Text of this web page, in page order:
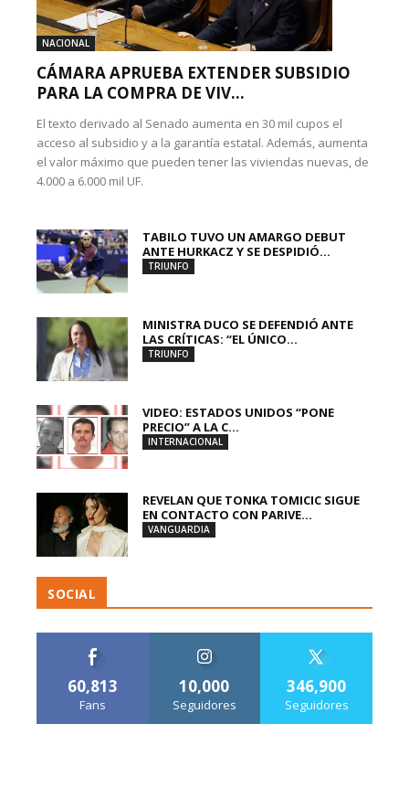
NACIONAL
CÁMARA APRUEBA EXTENDER SUBSIDIO
PARA LA COMPRA DE VIV...
El texto derivado al Senado aumenta en 30 mil cupos el
acceso al subsidio y a la garantía estatal. Además, aumenta
el valor máximo que pueden tener las viviendas nuevas, de
4.000 a 6.000 mil UF.
TABILO TUVO UN AMARGO DEBUT
ANTE HURKACZ Y SE DESPIDIÓ...
TRIUNFO
MINISTRA DUCO SE DEFENDIÓ ANTE
LAS CRÍTICAS: “EL ÚNICO...
TRIUNFO
VIDEO: ESTADOS UNIDOS “PONE
PRECIO” A LA C...
INTERNACIONAL
REVELAN QUE TONKA TOMICIC SIGUE
EN CONTACTO CON PARIVE...
VANGUARDIA
SOCIAL
60,813
Fans
10,000
Seguidores
346,900
Seguidores